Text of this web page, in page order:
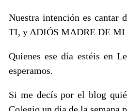
Nuestra intención es cantar
TI, y ADIÓS MADRE DE
Quienes ese día estéis en
esperamos.
Si me decís por el blog